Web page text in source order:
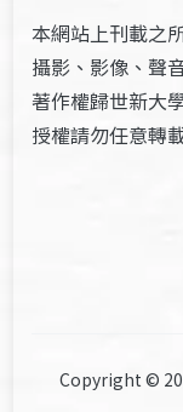
本網站上刊載之
攝影、影像、聲
著作權歸世新大
授權請勿任意轉
Copyright ©